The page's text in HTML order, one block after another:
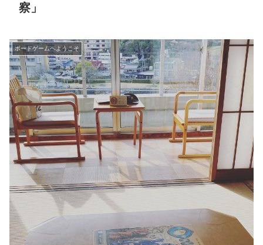
察」
ボードゲームへようこそ